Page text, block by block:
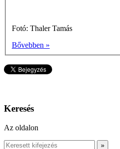
Fotó: Thaler Tamás
Bővebben »
Keresés
Az oldalon